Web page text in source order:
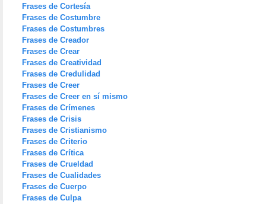
Frases de Cortesía
Frases de Costumbre
Frases de Costumbres
Frases de Creador
Frases de Crear
Frases de Creatividad
Frases de Credulidad
Frases de Creer
Frases de Creer en sí mismo
Frases de Crímenes
Frases de Crisis
Frases de Cristianismo
Frases de Criterio
Frases de Crítica
Frases de Crueldad
Frases de Cualidades
Frases de Cuerpo
Frases de Culpa